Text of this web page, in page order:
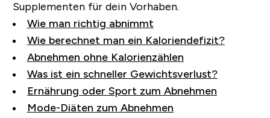
Supplementen für dein Vorhaben.
Wie man richtig abnimmt
Wie berechnet man ein Kaloriendefizit?
Abnehmen ohne Kalorienzählen
Was ist ein schneller Gewichtsverlust?
Ernährung oder Sport zum Abnehmen
Mode-Diäten zum Abnehmen